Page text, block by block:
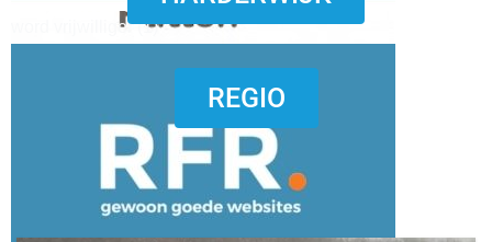
word vrijwilliger (1)
REGIO